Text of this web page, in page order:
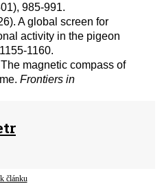
985-991.
A global screen for
activity in the pigeon
1160.
magnetic compass of
Frontiers in
článku